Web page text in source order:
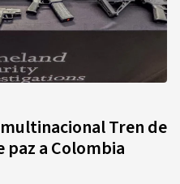
Tren de
a Colombia